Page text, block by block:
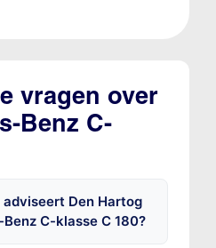
vragen over
Benz C-
Den Hartog
C-klasse C 180?